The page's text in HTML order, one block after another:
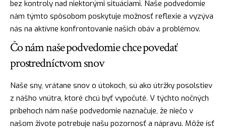
bez kontroly nad niektorými situáciami. Naše podvedomie
nám týmto spôsobom poskytuje možnosť reflexie a vyzýva
nás na aktívne konfrontovanie našich obáv a problémov.
Čo nám naše podvedomie chce povedať
prostredníctvom snov
Naše sny, vrátane snov o útokoch, sú ako útržky posolstiev
z nášho vnútra, ktoré chcú byť vypočuté. V týchto nočných
príbehoch nám naše podvedomie naznačuje, že niečo v
našom živote potrebuje našu pozornosť a nápravu. Môže ísť